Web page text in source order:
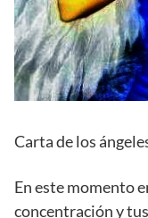
Carta de los
En este momento
concentración y